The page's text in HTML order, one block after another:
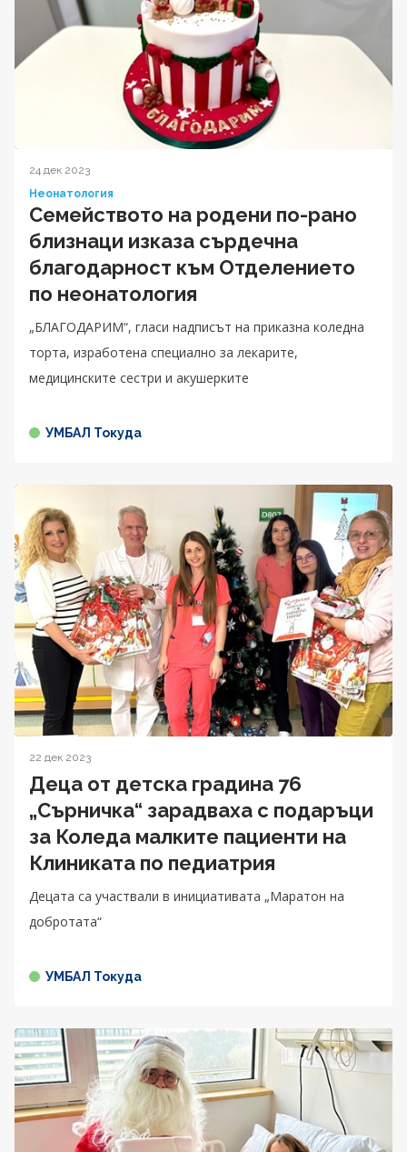
24 дек 2023
Неонатология
Семейството на родени по-рано
близнаци изказа сърдечна
благодарност към Отделението
по неонатология
„БЛАГОДАРИМ“, гласи надписът на приказна коледна
торта, изработена специално за лекарите,
медицинските сестри и акушерките
УМБАЛ Токуда
22 дек 2023
Деца от детска градина 76
„Сърничка“ зарадваха с подаръци
за Коледа малките пациенти на
Клиниката по педиатрия
Децата са участвали в инициативата „Маратон на
добротата“
УМБАЛ Токуда